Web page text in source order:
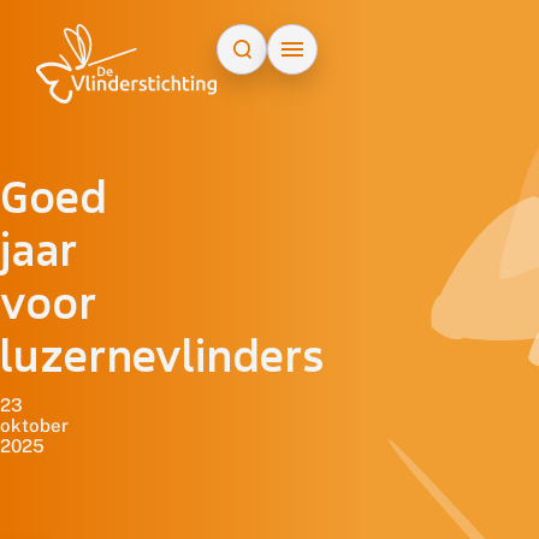
Goed
jaar
voor
luzernevlinders
23
oktober
2025